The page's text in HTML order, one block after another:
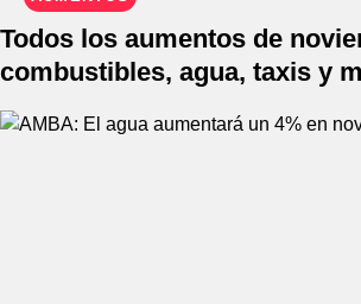
Todos los aumentos de
combustibles, agua, taxis y